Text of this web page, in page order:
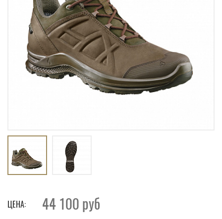
ЦЕНА: 44 100 руб